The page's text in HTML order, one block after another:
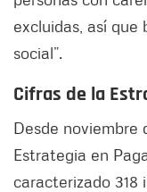
excluidas, así que
social”.
Cifras de la
Desde noviembre
Estrategia en
caracterizado 318